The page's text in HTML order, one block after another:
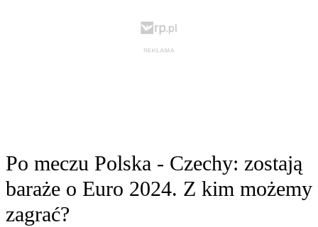
Po meczu Polska - Czechy: zostają
baraże o Euro 2024. Z kim możemy
zagrać?